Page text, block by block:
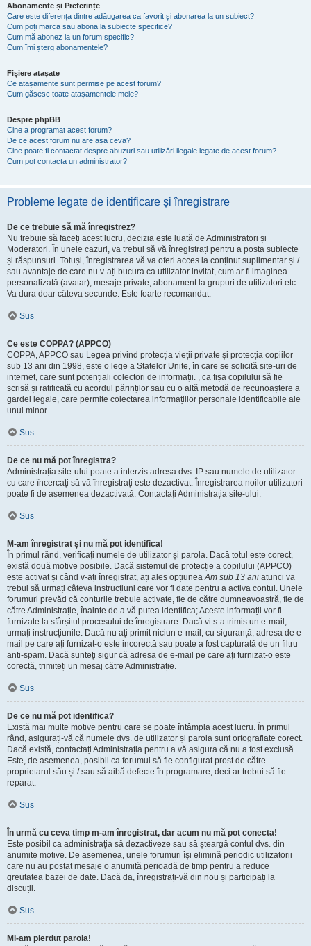
Abonamente și Preferințe
Care este diferența dintre adăugarea ca favorit și abonarea la un subiect?
Cum poți marca sau abona la subiecte specifice?
Cum mă abonez la un forum specific?
Cum îmi șterg abonamentele?
Fișiere atașate
Ce atașamente sunt permise pe acest forum?
Cum găsesc toate atașamentele mele?
Despre phpBB
Cine a programat acest forum?
De ce acest forum nu are așa ceva?
Cine poate fi contactat despre abuzuri sau utilizări ilegale legate de acest forum?
Cum pot contacta un administrator?
Probleme legate de identificare și înregistrare
De ce trebuie să mă înregistrez?
Nu trebuie să faceți acest lucru, decizia este luată de Administratori și
Moderatori. În unele cazuri, va trebui să vă înregistrați pentru a posta subiecte
și răspunsuri. Totuși, înregistrarea vă va oferi acces la conținut suplimentar și /
sau avantaje de care nu v-ați bucura ca utilizator invitat, cum ar fi imaginea
personalizată (avatar), mesaje private, abonament la grupuri de utilizatori etc.
Va dura doar câteva secunde. Este foarte recomandat.
Sus
Ce este COPPA? (APPCO)
COPPA, APPCO sau Legea privind protecția vieții private și protecția copiilor
sub 13 ani din 1998, este o lege a Statelor Unite, în care se solicită site-uri de
internet, care sunt potențiali colectori de informații. , ca fișa copilului să fie
scrisă și ratificată cu acordul părinților sau cu o altă metodă de recunoaștere a
gardei legale, care permite colectarea informațiilor personale identificabile ale
unui minor.
Sus
De ce nu mă pot înregistra?
Administrația site-ului poate a interzis adresa dvs. IP sau numele de utilizator
cu care încercați să vă înregistrați este dezactivat. Înregistrarea noilor utilizatori
poate fi de asemenea dezactivată. Contactați Administrația site-ului.
Sus
M-am înregistrat și nu mă pot identifica!
În primul rând, verificați numele de utilizator și parola. Dacă totul este corect,
există două motive posibile. Dacă sistemul de protecție a copilului (APPCO)
este activat și când v-ați înregistrat, ați ales opțiuneaAm sub 13 ani atunci va
trebui să urmați câteva instrucțiuni care vor fi date pentru a activa contul. Unele
forumuri prevăd că conturile trebuie activate, fie de către dumneavoastră, fie de
către Administrație, înainte de a vă putea identifica; Aceste informații vor fi
furnizate la sfârșitul procesului de înregistrare. Dacă vi s-a trimis un e-mail,
urmați instrucțiunile. Dacă nu ați primit niciun e-mail, cu siguranță, adresa de e-
mail pe care ați furnizat-o este incorectă sau poate a fost capturată de un filtru
anti-spam. Dacă sunteți sigur că adresa de e-mail pe care ați furnizat-o este
corectă, trimiteți un mesaj către Administrație.
Sus
De ce nu mă pot identifica?
Există mai multe motive pentru care se poate întâmpla acest lucru. În primul
rând, asigurați-vă că numele dvs. de utilizator și parola sunt ortografiate corect.
Dacă există, contactați Administrația pentru a vă asigura că nu a fost exclusă.
Este, de asemenea, posibil ca forumul să fie configurat prost de către
proprietarul său și / sau să aibă defecte în programare, deci ar trebui să fie
reparat.
Sus
În urmă cu ceva timp m-am înregistrat, dar acum nu mă pot conecta!
Este posibil ca administrația să dezactiveze sau să șteargă contul dvs. din
anumite motive. De asemenea, unele forumuri își elimină periodic utilizatorii
care nu au postat mesaje o anumită perioadă de timp pentru a reduce
greutatea bazei de date. Dacă da, înregistrați-vă din nou și participați la
discuții.
Sus
Mi-am pierdut parola!